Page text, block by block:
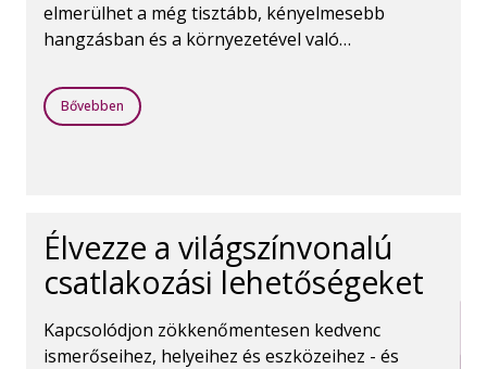
elmerülhet a még tisztább, kényelmesebb
hangzásban és a környezetével való
beszélgetéseket anélkül, hogy lemondana az
Önt körülvevő hangok érzékeléséről.
Bővebben
Élvezze a világszínvonalú
csatlakozási lehetőségeket
Kapcsolódjon zökkenőmentesen kedvenc
ismerőseihez, helyeihez és eszközeihez - és